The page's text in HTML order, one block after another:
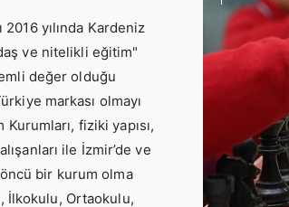
yılında Kardeniz
ve nitelikli eğitim"
değer olduğu
markası olmayı
fiziki yapısı,
ile İzmir’de ve
bir kurum olma
İlkokulu, Ortaokulu,